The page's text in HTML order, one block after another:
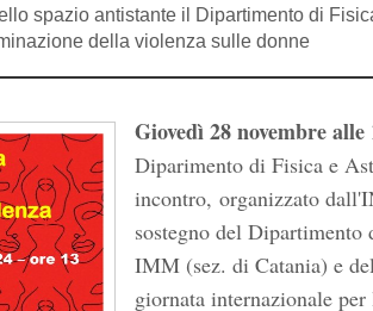
spazio antistante il Dipartimento di
della violenza sulle donne
Giovedì 28 novembre alle
Diparimento di Fisica e
incontro, organizzato
sostegno del
IMM (sez. di Catania) e
giornata internazionale